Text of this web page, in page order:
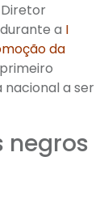
Diretor
a I
da
primeiro
a ser
negros